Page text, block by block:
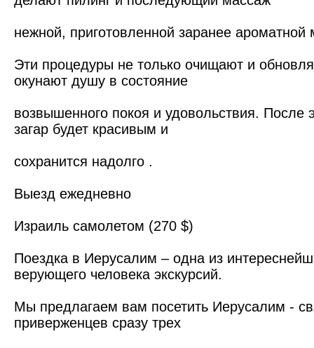
нежной, приготовленной заранее
Эти процедуры не только очищают и
окунают душу в состояние
возвышенного покоя и удовольствия. После
загар будет красивым и
сохранится надолго .
Выезд ежедневно
Израиль самолетом (270 $)
Поездка в Иерусалим – одна из
верующего человека экскурсий.
Мы предлагаем вам посетить Иерусалим -
приверженцев сразу трех